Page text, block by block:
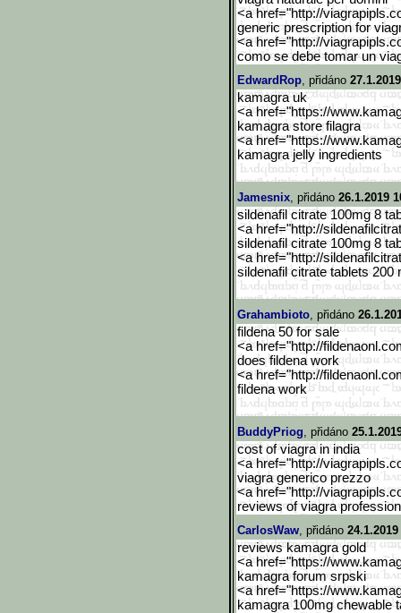
<a href="http://
generic prescription for
<a href="http://
como se debe tomar un
EdwardRop, přidáno
kamagra uk
<a href="https://
kamagra store filagra
<a href="https://
kamagra jelly ingredients
Jamesnix, přidáno 26.1.2019
sildenafil citrate 100mg 8
<a href="http://
sildenafil citrate 100mg 8
<a href="http://
sildenafil citrate tablets 200
Grahambioto, přidáno
fildena 50 for sale
<a href="http://
does fildena work
<a href="http://
fildena work
BuddyPriog, přidáno
cost of viagra in india
<a href="http://
viagra generico prezzo
<a href="http://
reviews of viagra
CarlosWaw, přidáno
reviews kamagra gold
<a href="https://
kamagra forum srpski
<a href="https://
kamagra 100mg chewable